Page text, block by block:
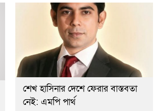
শেখ হাসিনার দেশে ফেরার বাস্তবতা
নেই: এমপি পার্থ